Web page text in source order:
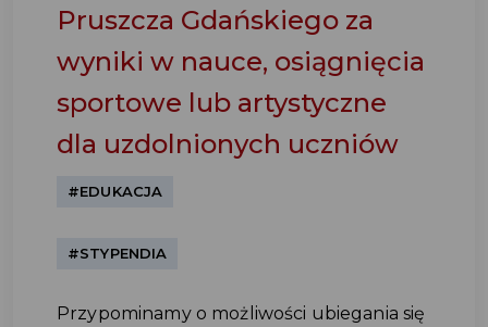
Pruszcza Gdańskiego za
wyniki w nauce, osiągnięcia
sportowe lub artystyczne
dla uzdolnionych uczniów
#EDUKACJA
#STYPENDIA
Przypominamy o możliwości ubiegania się